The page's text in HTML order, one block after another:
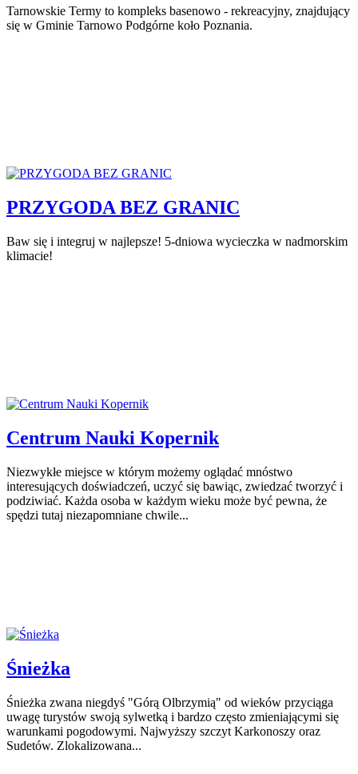
Tarnowskie Termy to kompleks basenowo - rekreacyjny, znajdujący
się w Gminie Tarnowo Podgórne koło Poznania.
PRZYGODA BEZ GRANIC
Baw się i integruj w najlepsze! 5-dniowa wycieczka w nadmorskim
klimacie!
Centrum Nauki Kopernik
Niezwykłe miejsce w którym możemy oglądać mnóstwo
interesujących doświadczeń, uczyć się bawiąc, zwiedzać tworzyć i
podziwiać. Każda osoba w każdym wieku może być pewna, że
spędzi tutaj niezapomniane chwile...
Śnieżka
Śnieżka zwana niegdyś "Górą Olbrzymią" od wieków przyciąga
uwagę turystów swoją sylwetką i bardzo często zmieniającymi się
warunkami pogodowymi. Najwyższy szczyt Karkonoszy oraz
Sudetów. Zlokalizowana...